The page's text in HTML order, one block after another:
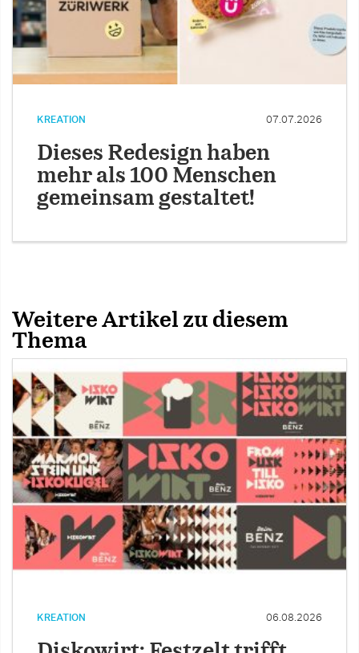
KREATION 07.07.2026
Dieses Redesign haben
mehr als 100 Menschen
gemeinsam gestaltet!
Weitere Artikel zu diesem
Thema
KREATION 06.08.2026